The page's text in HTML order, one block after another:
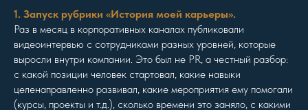
1. Запуск рубрики «История моей карьеры».
Раз в месяц в корпоративных каналах публиковали
видеоинтервью с сотрудниками разных уровней, которые
выросли внутри компании. Это был не PR, а честный разбор:
с какой позиции человек стартовал, какие навыки
целенаправленно развивал, какие мероприятия ему помогали
(курсы, проекты и т.д.), сколько времени это заняло, с какими